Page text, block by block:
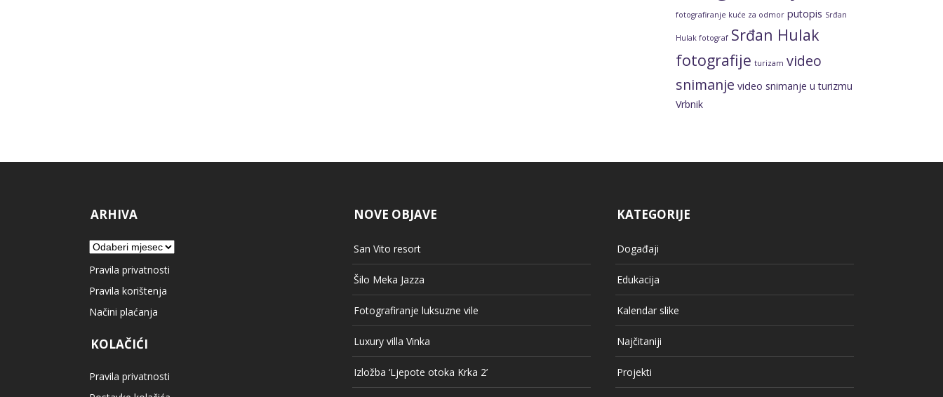
fotografiranje kuće za odmor putopis Srđan
Hulak fotograf Srđan Hulak
fotografije turizam video
snimanje video snimanje u turizmu
Vrbnik
ARHIVA
Arhiva
Pravila privatnosti
Pravila korištenja
Načini plaćanja
KOLAČIĆI
Pravila privatnosti
NOVE OBJAVE
San Vito resort
Šilo Meka Jazza
Fotografiranje luksuzne vile
Luxury villa Vinka
Izložba ‘Ljepote otoka Krka 2’
KATEGORIJE
Događaji
Edukacija
Kalendar slike
Najčitaniji
Projekti